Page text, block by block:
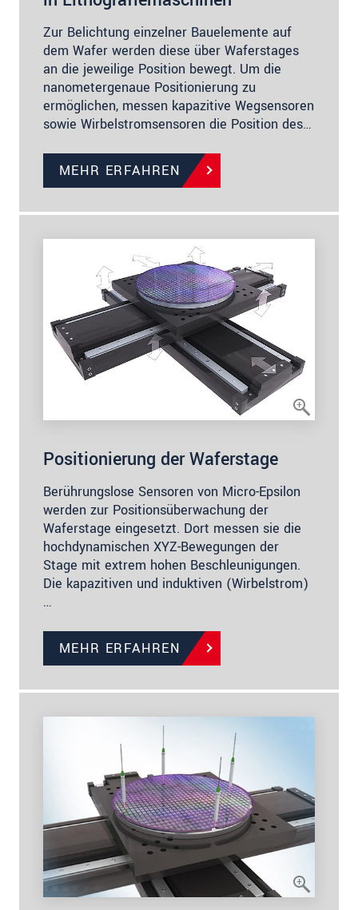
Zur Belichtung einzelner Bauelemente auf
dem Wafer werden diese über Waferstages
an die jeweilige Position bewegt. Um die
nanometergenaue Positionierung zu
ermöglichen, messen kapazitive Wegsensoren
sowie Wirbelstromsensoren die Position des…
MEHR ERFAHREN
Positionierung der Waferstage
Berührungslose Sensoren von Micro-Epsilon
werden zur Positionsüberwachung der
Waferstage eingesetzt. Dort messen sie die
hochdynamischen XYZ-Bewegungen der
Stage mit extrem hohen Beschleunigungen.
Die kapazitiven und induktiven (Wirbelstrom)
…
MEHR ERFAHREN